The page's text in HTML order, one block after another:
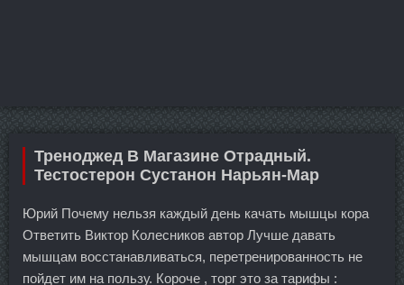
Треноджед В Магазине Отрадный.
Тестостерон Сустанон Нарьян-Мар
Юрий Почему нельзя каждый день качать мышцы кора
Ответить Виктор Колесников автор Лучше давать
мышцам восстанавливаться, перетренированность не
пойдет им на пользу. Короче , торг это за тарифы :